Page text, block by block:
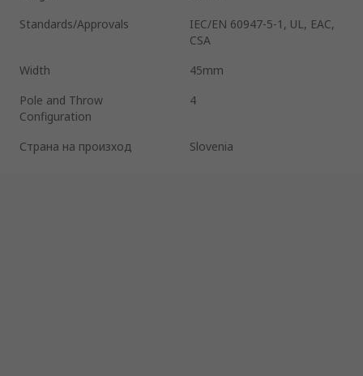
Standards/Approvals
IEC/EN 60947-5-1, UL, EAC,
CSA
Width
45mm
Pole and Throw
Configuration
4
Страна на произход Slovenia